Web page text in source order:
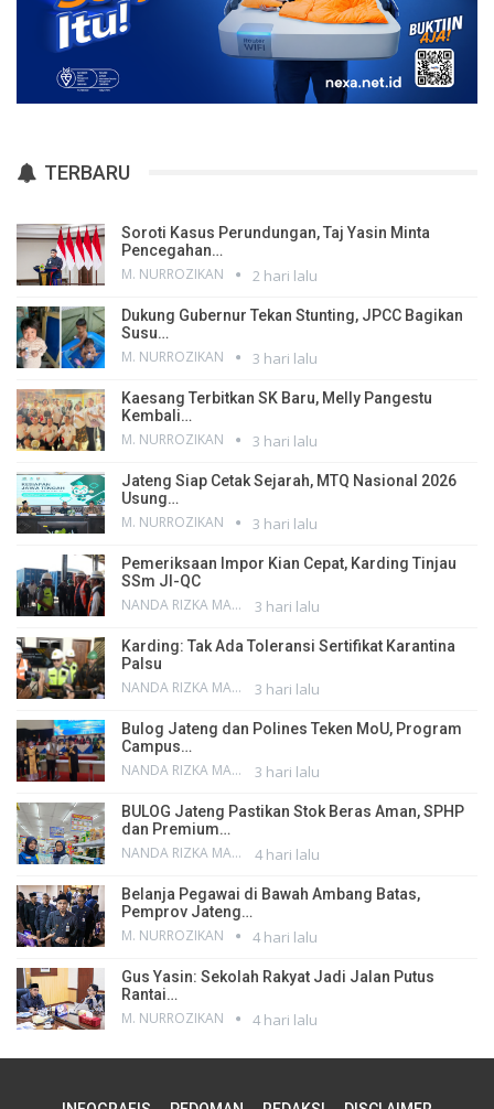
TERBARU
Soroti Kasus Perundungan, Taj Yasin Minta
Pencegahan…
M. NURROZIKAN 2 hari lalu
Dukung Gubernur Tekan Stunting, JPCC Bagikan
Susu…
M. NURROZIKAN 3 hari lalu
Kaesang Terbitkan SK Baru, Melly Pangestu
Kembali…
M. NURROZIKAN 3 hari lalu
Jateng Siap Cetak Sejarah, MTQ Nasional 2026
Usung…
M. NURROZIKAN 3 hari lalu
Pemeriksaan Impor Kian Cepat, Karding Tinjau
SSm JI-QC
NANDA RIZKA MAHENDRA 3 hari lalu
Karding: Tak Ada Toleransi Sertifikat Karantina
Palsu
NANDA RIZKA MAHENDRA 3 hari lalu
Bulog Jateng dan Polines Teken MoU, Program
Campus…
NANDA RIZKA MAHENDRA 3 hari lalu
BULOG Jateng Pastikan Stok Beras Aman, SPHP
dan Premium…
NANDA RIZKA MAHENDRA 4 hari lalu
Belanja Pegawai di Bawah Ambang Batas,
Pemprov Jateng…
M. NURROZIKAN 4 hari lalu
Gus Yasin: Sekolah Rakyat Jadi Jalan Putus
Rantai…
M. NURROZIKAN 4 hari lalu